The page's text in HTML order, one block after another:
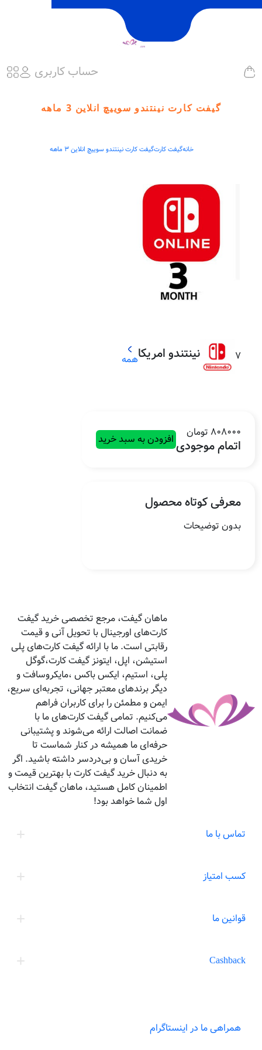
حساب کاربری
گیفت کارت نینتندو سوییچ انلاین 3 ماهه
خانهگیفت کارتگیفت کارت نینتندو سوییچ انلاین 3 ماهه
7 نینتندو امریکاهمه
808000 تومان
اتمام موجودی افزودن به سبد خرید
معرفی کوتاه محصول
بدون توضیحات
تماس با ما
کسب امتیاز
قوانین ما
Cashback
ماهان گیفت، مرجع تخصصی خرید گیفت
کارت‌های اورجینال با تحویل آنی و قیمت
رقابتی است. ما با ارائه گیفت کارت‌های پلی
استیشن، اپل، ایتونز گیفت کارت،گوگل
پلی، استیم، ایکس باکس ،مایکروسافت و
دیگر برندهای معتبر جهانی، تجربه‌ای سریع،
ایمن و مطمئن را برای کاربران فراهم
می‌کنیم. تمامی گیفت کارت‌های ما با
ضمانت اصالت ارائه می‌شوند و پشتیبانی
حرفه‌ای ما همیشه در کنار شماست تا
خریدی آسان و بی‌دردسر داشته باشید. اگر
به دنبال خرید گیفت کارت با بهترین قیمت و
اطمینان کامل هستید، ماهان گیفت انتخاب
اول شما خواهد بود!
همراهی ما در اینستاگرام